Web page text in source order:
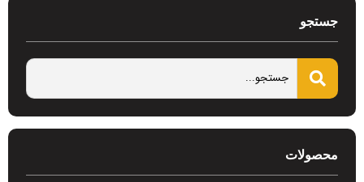
جستجو
محصولات